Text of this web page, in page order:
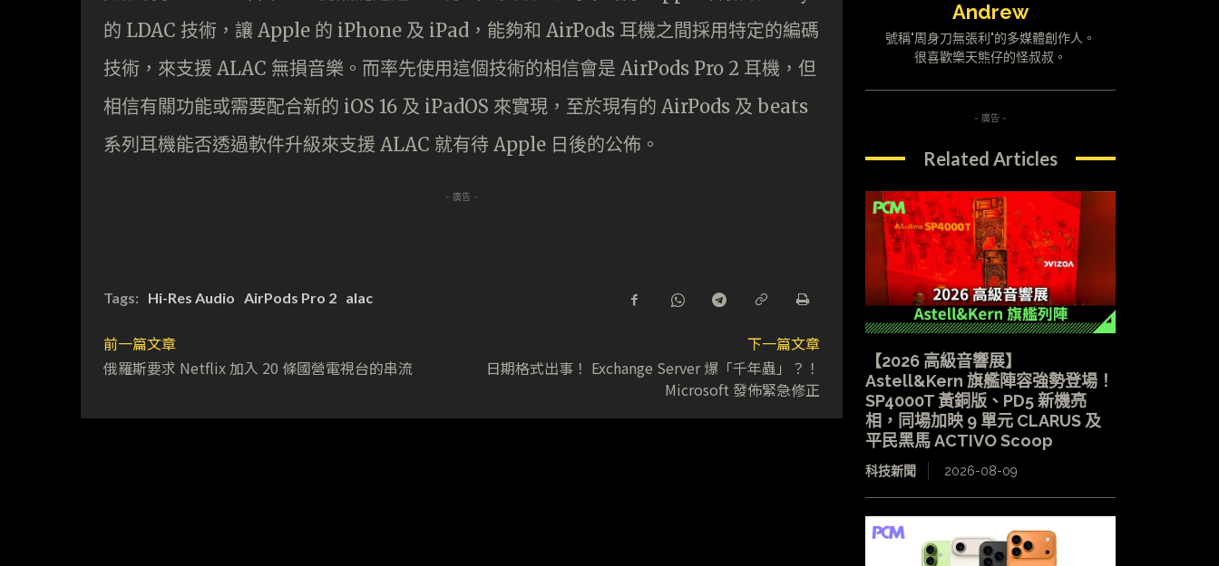
的 LDAC 技術，讓 Apple 的 iPhone 及 iPad，能夠和 AirPods 耳機之間採用特定的編碼
技術，來支援 ALAC 無損音樂。而率先使用這個技術的相信會是 AirPods Pro 2 耳機，但
相信有關功能或需要配合新的 iOS 16 及 iPadOS 來實現，至於現有的 AirPods 及 beats
系列耳機能否透過軟件升級來支援 ALAC 就有待 Apple 日後的公佈。
- 廣告 -
Tags: Hi-Res Audio AirPods Pro 2 alac
前一篇文章
俄羅斯要求 Netflix 加入 20 條國營電視台的串流
下一篇文章
日期格式出事！ Exchange Server 爆「千年蟲」？！
Microsoft 發佈緊急修正
Andrew
號稱"周身刀無張利"的多媒體創作人。
很喜歡樂天熊仔的怪叔叔。
- 廣告 -
Related Articles
【2026 高級音響展】
Astell&Kern 旗艦陣容強勢登場！
SP4000T 黃銅版、PD5 新機亮
相，同場加映 9 單元 CLARUS 及
平民黑馬 ACTIVO Scoop
科技新聞 2026-08-09